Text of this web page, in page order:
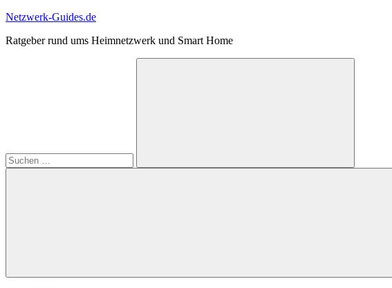
Zum
springen
Netzwerk-Guides.de
Ratgeber rund ums Heimnetzwerk und Smart Home
Suchen